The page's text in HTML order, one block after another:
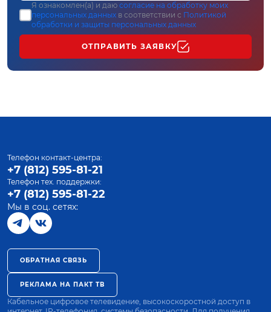
Я ознакомлен(а) и даю согласие на обработку моих
персональных данных в соответствии с Политикой
обработки и защиты персональных данных
ОТПРАВИТЬ ЗАЯВКУ
Телефон контакт-центра:
+7 (812) 595-81-21
Телефон тех. поддержки:
+7 (812) 595-81-22
Мы в соц. сетях:
ОБРАТНАЯ СВЯЗЬ
РЕКЛАМА НА ПАКТ ТВ
Кабельное цифровое телевидение, высокоскоростной доступ в